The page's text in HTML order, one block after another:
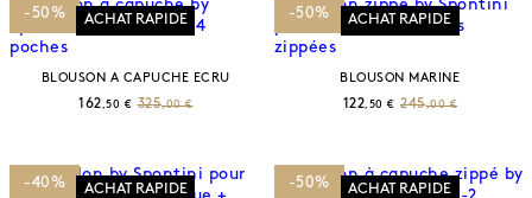
-50% ACHAT RAPIDE
BLOUSON A CAPUCHE ECRU
162 ,50 € 325,00 €
-50% ACHAT RAPIDE
BLOUSON MARINE
122,50 € 245,00 €
-40% ACHAT RAPIDE -50% ACHAT RAPIDE